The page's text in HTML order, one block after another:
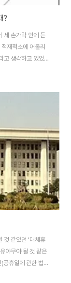
?
세 손가락 안에 든
재적소에 어울리
고 생각하고 있었는
'남의 이야기를
상에 던져보고 자신
데, 그 책을 내고
더라는 것이다. 사
, 강연을 하러 다니
것 같았던 '대체휴
야무야 될 것 같은
공휴일에 관한 법률
여 이달 말 국회